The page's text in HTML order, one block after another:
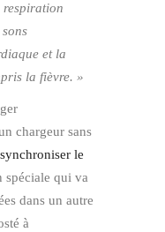
et la
la fièvre. »
chargeur sans
synchroniser le
spéciale qui va
dans un autre
à